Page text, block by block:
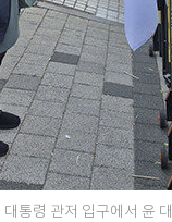
통령 관저 입구에서 윤